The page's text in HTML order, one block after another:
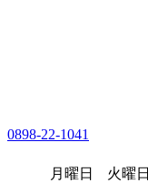
0898-22-1041
月曜日 火曜日